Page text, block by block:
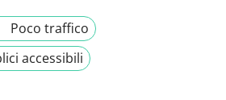
Poco traffico
accessibili